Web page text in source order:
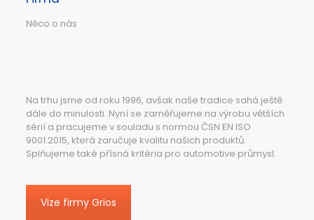
Něco o nás
Na trhu jsme od roku 1996, avšak naše tradice sahá ještě
dále do minulosti. Nyní se zaměřujeme na výrobu větších
sérií a pracujeme v souladu s normou ČSN EN ISO
9001:2015, která zaručuje kvalitu našich produktů.
Splňujeme také přísná kritéria pro automotive průmysl.
Vize firmy Grios